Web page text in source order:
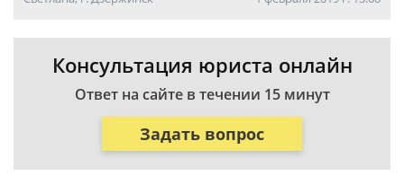
Консультация юриста онлайн
Ответ на сайте в течении 15 минут
Задать вопрос